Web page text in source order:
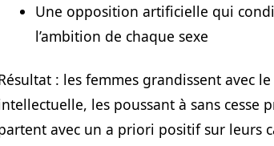
Une opposition artificielle qui
l’ambition de chaque sexe
: les femmes grandissent avec
les poussant à sans cesse
avec un a priori positif sur leurs